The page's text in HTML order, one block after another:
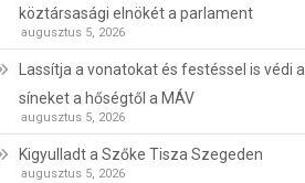
köztársasági elnökét a parlament
augusztus 5, 2026
Lassítja a vonatokat és festéssel is védi a
síneket a hőségtől a MÁV
augusztus 5, 2026
Kigyulladt a Szőke Tisza Szegeden
augusztus 5, 2026